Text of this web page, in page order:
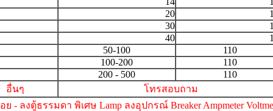
20
30
40
50-100
110
100-200
110
200 - 500
110
อื่นๆ
โทรสอบถาม
ย - ลงตู้ธรรมดา พิเศษ Lamp ลงอุปกรณ์ Breaker Ampmeter